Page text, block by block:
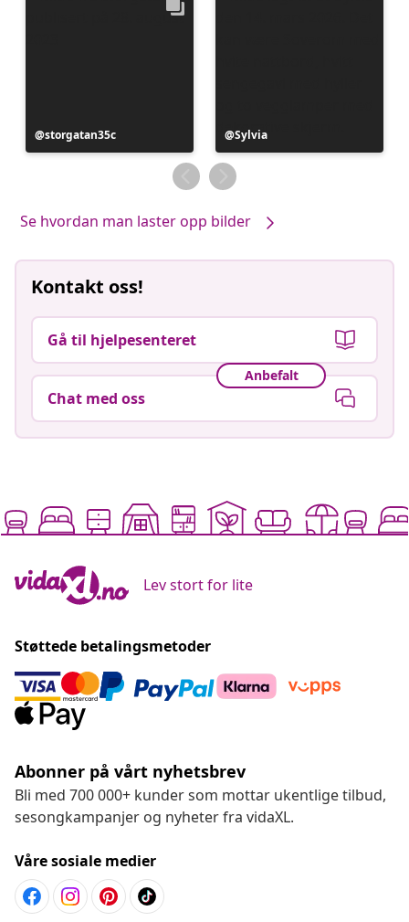
Innlegg
publisert
storgatan35c
Innlegg
publisert
av
Sylvia
Se hvordan man laster opp bilder
Kontakt oss!
Gå til hjelpesenteret
Anbefalt
Chat med oss
Lev stort for lite
Støttede betalingsmetoder
Abonner på vårt nyhetsbrev
Bli med 700 000+ kunder som mottar ukentlige tilbud,
sesongkampanjer og nyheter fra vidaXL.
Våre sosiale medier